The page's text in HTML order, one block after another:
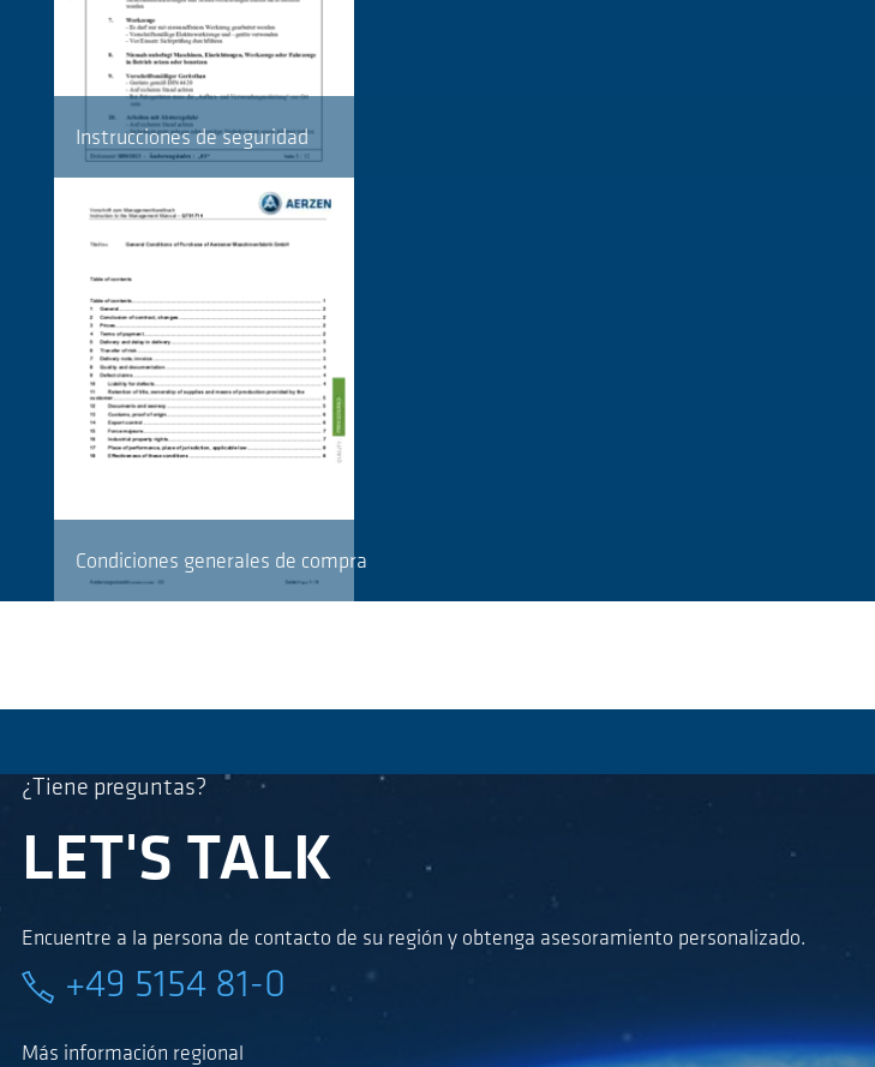
Instrucciones de seguridad
Condiciones generales de compra
¿Tiene preguntas?
LET'S TALK
Encuentre a la persona de contacto de su región y obtenga asesoramiento personalizado.
+49 5154 81-0
Más información regional